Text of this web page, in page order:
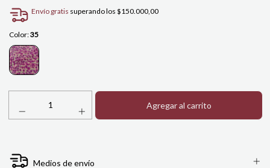
Envío gratis superando los $150.000,00
Color:35
Medios de envío